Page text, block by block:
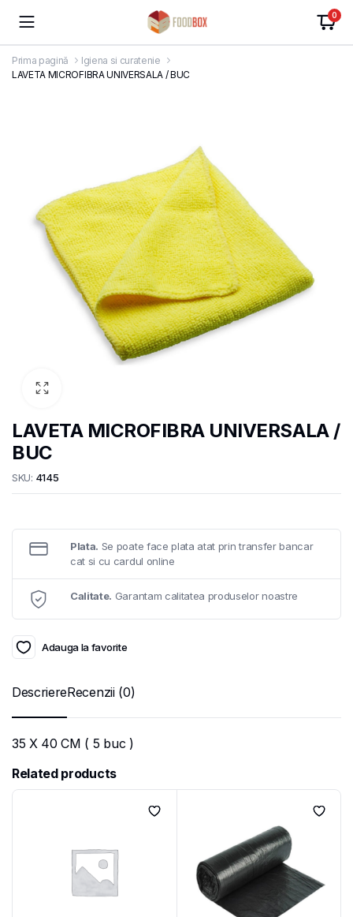
0
Prima pagină
Igiena si curatenie
LAVETA MICROFIBRA UNIVERSALA / BUC
LAVETA MICROFIBRA UNIVERSALA /
BUC
SKU: 4145
Plata. Se poate face plata atat prin transfer bancar
cat si cu cardul online
Calitate. Garantam calitatea produselor noastre
Adauga la favorite
DescriereRecenzii (0)
35 X 40 CM ( 5 buc )
Related products